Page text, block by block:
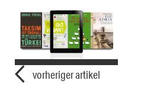
vorheriger artikel